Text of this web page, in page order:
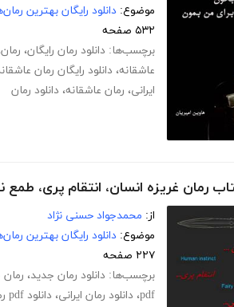
موضوع: دانلود رایگان بهترین
۵۳۲ صفحه
برچسب‌ها: دانلود رمان رایگان، رمان
عاشقانه، دانلود رایگان رمان
ایرانی، رمان عاشقانه، دانلود رمان
رمان غریزه انسان، انتقام پری،
از: محمدجواد حسنی نژاد
موضوع: دانلود رایگان بهترین
۲۲۷ صفحه
برچسب‌ها: دانلود رمان جدید،
pdf، دانلود رمان ایرانی، دانلود pdf رمان غریزه انسان، انتقام پری، طمع نسناس